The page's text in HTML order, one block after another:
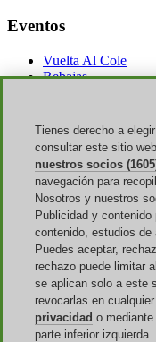
Eventos
Vuelta Al Cole
Rebajas
Discoup ® operado por
reservados. NIF
Cookies
Discoup® es un portal de
Ofertas actualizadas
Tienes derecho a
consultar este sitio
nuestros socios
navegación para
Nosotros y nuestros
Publicidad y
contenido, estudios
Puedes aceptar,
rechazo puede limitar
se aplican solo a este
revocarlas en
privacidad o
parte inferior izquierda.